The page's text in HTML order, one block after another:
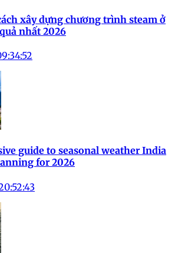
xây dựng chương trình steam ở
nhất 2026
guide to seasonal weather India
for 2026